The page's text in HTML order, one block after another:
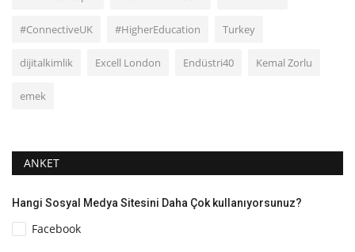
#ConnectiveUK #HigherEducation Turkey
dijitalkimlik Excell London Endüstri40 Kemal Zorlu
emek
ANKET
Hangi Sosyal Medya Sitesini Daha Çok kullanıyorsunuz?
Facebook